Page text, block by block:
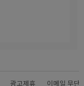
광고제휴 이메일 무단